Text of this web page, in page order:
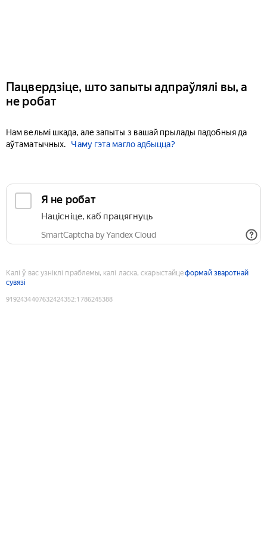
Пацвердзіце, што запыты адпраўлялі вы, а
не робат
Нам вельмі шкада, але запыты з вашай прылады падобныя да
аўтаматычных.
Чаму гэта магло адбыцца?
Я не робат
Націсніце, каб працягнуць
SmartCaptcha by Yandex Cloud
Калі ў вас узніклі праблемы, калі ласка, скарыстайцеформай зваротнай
сувязі
9192434407632424352:1786245388